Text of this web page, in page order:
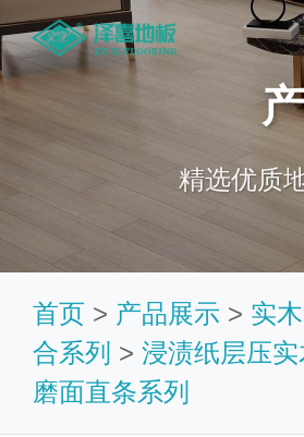
精选优质
首页 > 产品展示 > 实
合系列 > 浸渍纸层压
磨面直条系列